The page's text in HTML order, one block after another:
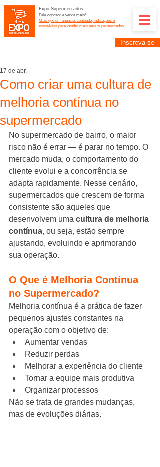
Expo Supermercados
Fale conosco e venda mais!
Mais que um anúncio: conteúdo, indicações e
estratégias para vender mais para supermercados.
Inscreva-se
Como criar uma cultura de
melhoria contínua no
supermercado
17 de abr.
No supermercado de bairro, o maior
risco não é errar — é parar no tempo. O
mercado muda, o comportamento do
cliente evolui e a concorrência se
adapta rapidamente. Nesse cenário,
supermercados que crescem de forma
consistente são aqueles que
desenvolvem uma cultura de melhoria
contínua, ou seja, estão sempre
ajustando, evoluindo e aprimorando
sua operação.
O Que é Melhoria Contínua
no Supermercado?
Melhoria contínua é a prática de fazer
pequenos ajustes constantes na
operação com o objetivo de:
Aumentar vendas
Reduzir perdas
Melhorar a experiência do cliente
Tornar a equipe mais produtiva
Organizar processos
Não se trata de grandes mudanças,
mas de evoluções diárias.